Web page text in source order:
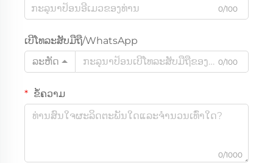
0/100
ເບີໂທລະສັບມືຖື/WhatsApp
ລະຫັດ
0/100
ຂໍ້ຄວາມ
0/1000